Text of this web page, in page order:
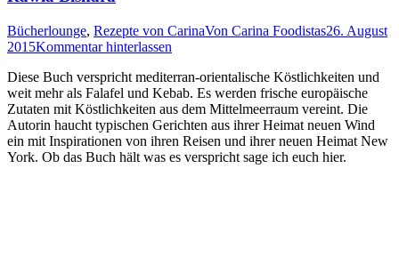
Bücherlounge, Rezepte von CarinaVon Carina Foodistas26. August
2015Kommentar hinterlassen
Die­se Buch ver­spricht medi­ter­ran-ori­en­ta­li­sche Köst­lich­kei­ten und
weit mehr als Fal­a­fel und Kebab. Es wer­den fri­sche euro­päi­sche
Zuta­ten mit Köst­lich­kei­ten aus dem Mit­tel­meer­raum ver­eint. Die
Autorin haucht typi­schen Gerich­ten aus ihrer Hei­mat neu­en Wind
ein mit Inspi­ra­tio­nen von ihren Rei­sen und ihrer neu­en Hei­mat New
York. Ob das Buch hält was es ver­spricht sage ich euch hier.